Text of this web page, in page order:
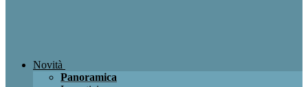
Novità
Panoramica